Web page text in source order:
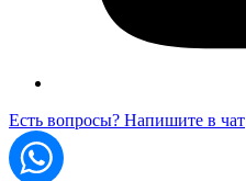
Есть вопросы? Напишите в чат